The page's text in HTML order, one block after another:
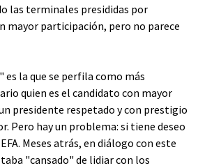
las terminales presididas por
mayor participación, pero no parece
la que se perfila como más
quien es el candidato con mayor
presidente respetado y con prestigio
Pero hay un problema: si tiene deseo
Meses atrás, en diálogo con este
"cansado" de lidiar con los